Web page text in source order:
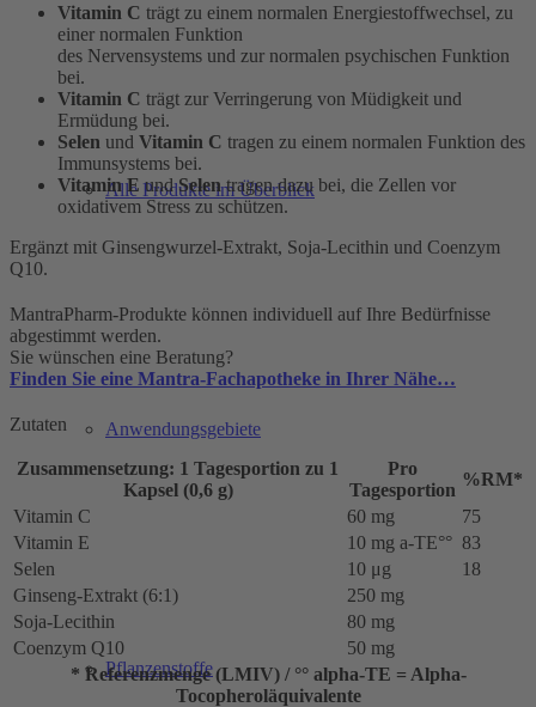
Alle Produkte im Überblick
Anwendungsgebiete
Pflanzenstoffe
Vitamin C trägt zu einem normalen Energiestoffwechsel, zu
einer normalen Funktion
des Nervensystems und zur normalen psychischen Funktion
bei.
Vitamin C trägt zur Verringerung von Müdigkeit und
Ermüdung bei.
Selen und Vitamin C tragen zu einem normalen Funktion des
Immunsystems bei.
Vitamin E undSelentragen dazu bei, die Zellen vor
oxidativem Stress zu schützen.
Ergänzt mit Ginsengwurzel-Extrakt, Soja-Lecithin und Coenzym
Q10.
MantraPharm-Produkte können individuell auf Ihre Bedürfnisse
abgestimmt werden.
Sie wünschen eine Beratung?
Finden Sie eine Mantra-Fachapotheke in Ihrer Nähe…
Zutaten
Zusammensetzung: 1 Tagesportion zu 1
Kapsel (0,6 g)
Pro
Tagesportion
%RM*
Vitamin C
60 mg
75
Vitamin E
10 mg a-TE°° 83
Selen
10 μg
18
Ginseng-Extrakt (6:1)
250 mg
Soja-Lecithin
80 mg
Coenzym Q10
50 mg
* Referenzmenge (LMIV) / °° alpha-TE = Alpha-
Tocopheroläquivalente